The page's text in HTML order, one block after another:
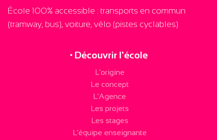
École 100% accessible : transports en commun
(tramway, bus), voiture, vélo (pistes cyclables)
• Découvrir l'école
L'origine
Le concept
L'Agence
Les projets
Les stages
L'équipe enseignante